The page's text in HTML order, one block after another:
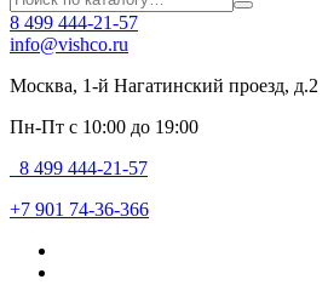
8 499 444-21-57
info@vishco.ru
Москва, 1-й Нагатинский проезд, д.2
Пн-Пт с 10:00 до 19:00
8 499 444-21-57
+7 901 74-36-366